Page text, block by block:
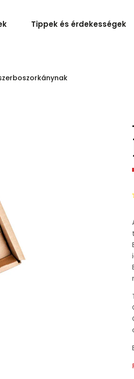
Tippek és érdekességek